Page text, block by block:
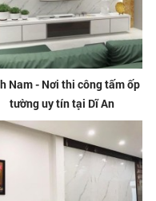
Nam - Nơi thi công tấm ốp
tường uy tín tại Dĩ An